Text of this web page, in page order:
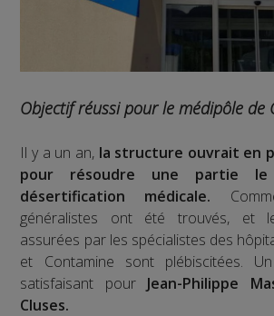
Objectif réussi pour le médipôle de
Il y a un an, la structure ouvrait en
pour résoudre une partie le
désertification médicale.
généralistes ont été trouvés, et
assurées par les spécialistes des
et Contamine sont plébiscitées.
satisfaisant pour Jean-Philippe
Cluses.